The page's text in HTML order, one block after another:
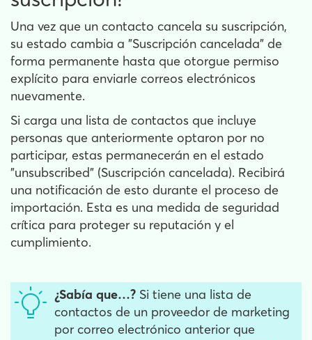
Una vez que un contacto cancela su suscripción,
su estado cambia a "Suscripción cancelada" de
forma permanente hasta que otorgue permiso
explícito para enviarle correos electrónicos
nuevamente.
Si carga una lista de contactos que incluye
personas que anteriormente optaron por no
participar, estas permanecerán en el estado
"unsubscribed" (Suscripción cancelada). Recibirá
una notificación de esto durante el proceso de
importación. Esta es una medida de seguridad
crítica para proteger su reputación y el
cumplimiento.
¿Sabía que…? Si tiene una lista de
contactos de un proveedor de marketing
por correo electrónico anterior que